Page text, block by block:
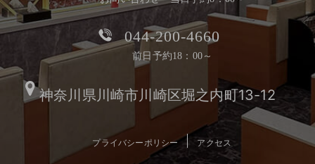
044-200-4660
前日予約18：00～
神奈川県川崎市川崎区堀之内町13-12
プライバシーポリシー アクセス